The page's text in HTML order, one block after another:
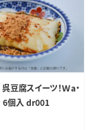
豆腐スイーツ！Ｗa・
6個入 dr001